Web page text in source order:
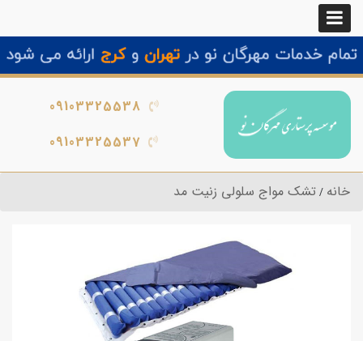
09103325538
09103325537
خانه تشک مواج سلولی زنیت مد